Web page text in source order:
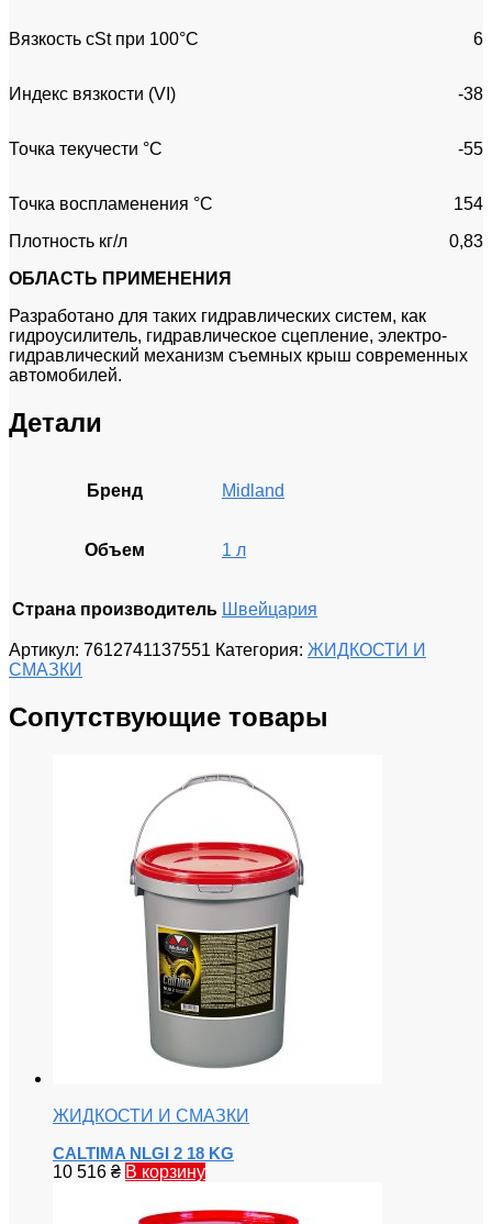
Вязкость cSt при 100°C 6
Индекс вязкости (VI) -38
Точка текучести °С -55
Точка воспламенения °С
154
Плотность кг/л
0,83
ОБЛАСТЬ ПРИМЕНЕНИЯ
Разработано для таких гидравлических систем, как
гидроусилитель, гидравлическое сцепление, электро-
гидравлический механизм съемных крыш современных
автомобилей.
Детали
Бренд Midland
Объем 1 л
Страна производитель Швейцария
Артикул: 7612741137551 Категория: ЖИДКОСТИ И
СМАЗКИ
Сопутствующие товары
ЖИДКОСТИ И СМАЗКИ
CALTIMA NLGI 2 18 KG
10 516 ₴ В корзину